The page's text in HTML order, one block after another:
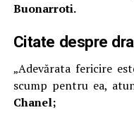
Buonarroti.
Citate despre
„Adevărata fericire
scump pentru ea,
Chanel;